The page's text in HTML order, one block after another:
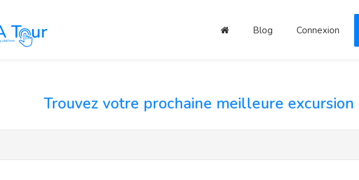
Blog Connexion
Trouvez votre prochaine meilleure excursion